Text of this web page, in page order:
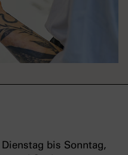
bis Sonntag,